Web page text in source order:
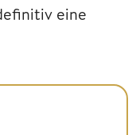
eine